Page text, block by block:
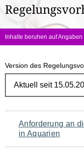
hier:
Inhalte beruhen auf Angaben
Version des
Navigation
für
Anforderung an
in Aquarien